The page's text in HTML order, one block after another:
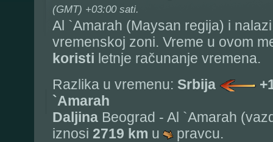
(GMT) +03:00 sati.
Al `Amarah (Maysan regija) i
vremenskoj zoni. Vreme u ovom
koristi letnje računanje vremena.
Razlika u vremenu: Srbija
`Amarah
Daljina Beograd - Al `Amarah
iznosi 2719 km u pravcu.